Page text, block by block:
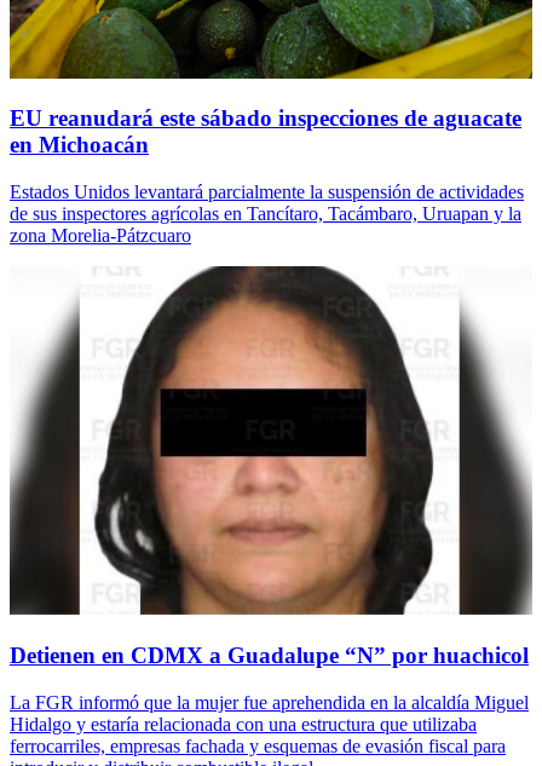
EU reanudará este sábado inspecciones de aguacate
en Michoacán
Estados Unidos levantará parcialmente la suspensión de actividades
de sus inspectores agrícolas en Tancítaro, Tacámbaro, Uruapan y la
zona Morelia-Pátzcuaro
Detienen en CDMX a Guadalupe “N” por huachicol
La FGR informó que la mujer fue aprehendida en la alcaldía Miguel
Hidalgo y estaría relacionada con una estructura que utilizaba
ferrocarriles, empresas fachada y esquemas de evasión fiscal para